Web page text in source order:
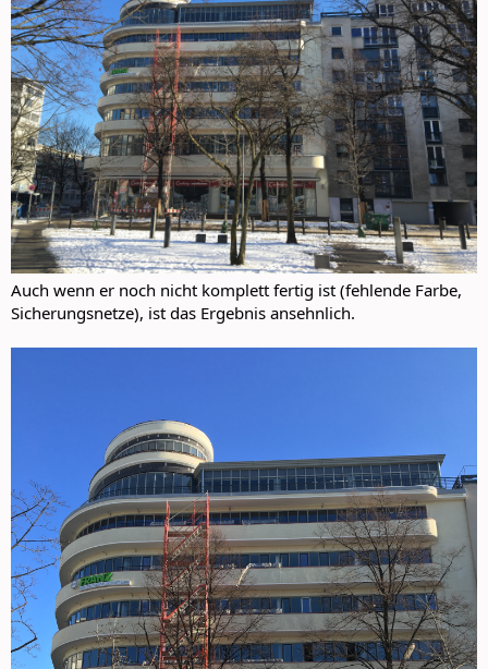
Auch wenn er noch nicht komplett fertig ist (fehlende Farbe,
Sicherungsnetze), ist das Ergebnis ansehnlich.